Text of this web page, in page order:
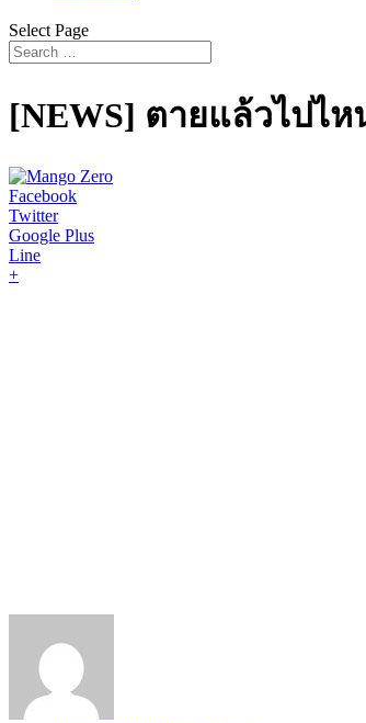
Select Page
[NEWS] ตายแล้วไปไ
Facebook
Twitter
Google Plus
Line
+